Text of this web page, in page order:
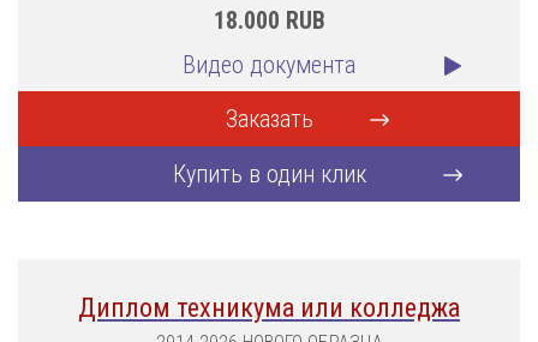
18.000 RUB
Видео документа
Заказать
Купить в один клик
Диплом техникума или колледжа